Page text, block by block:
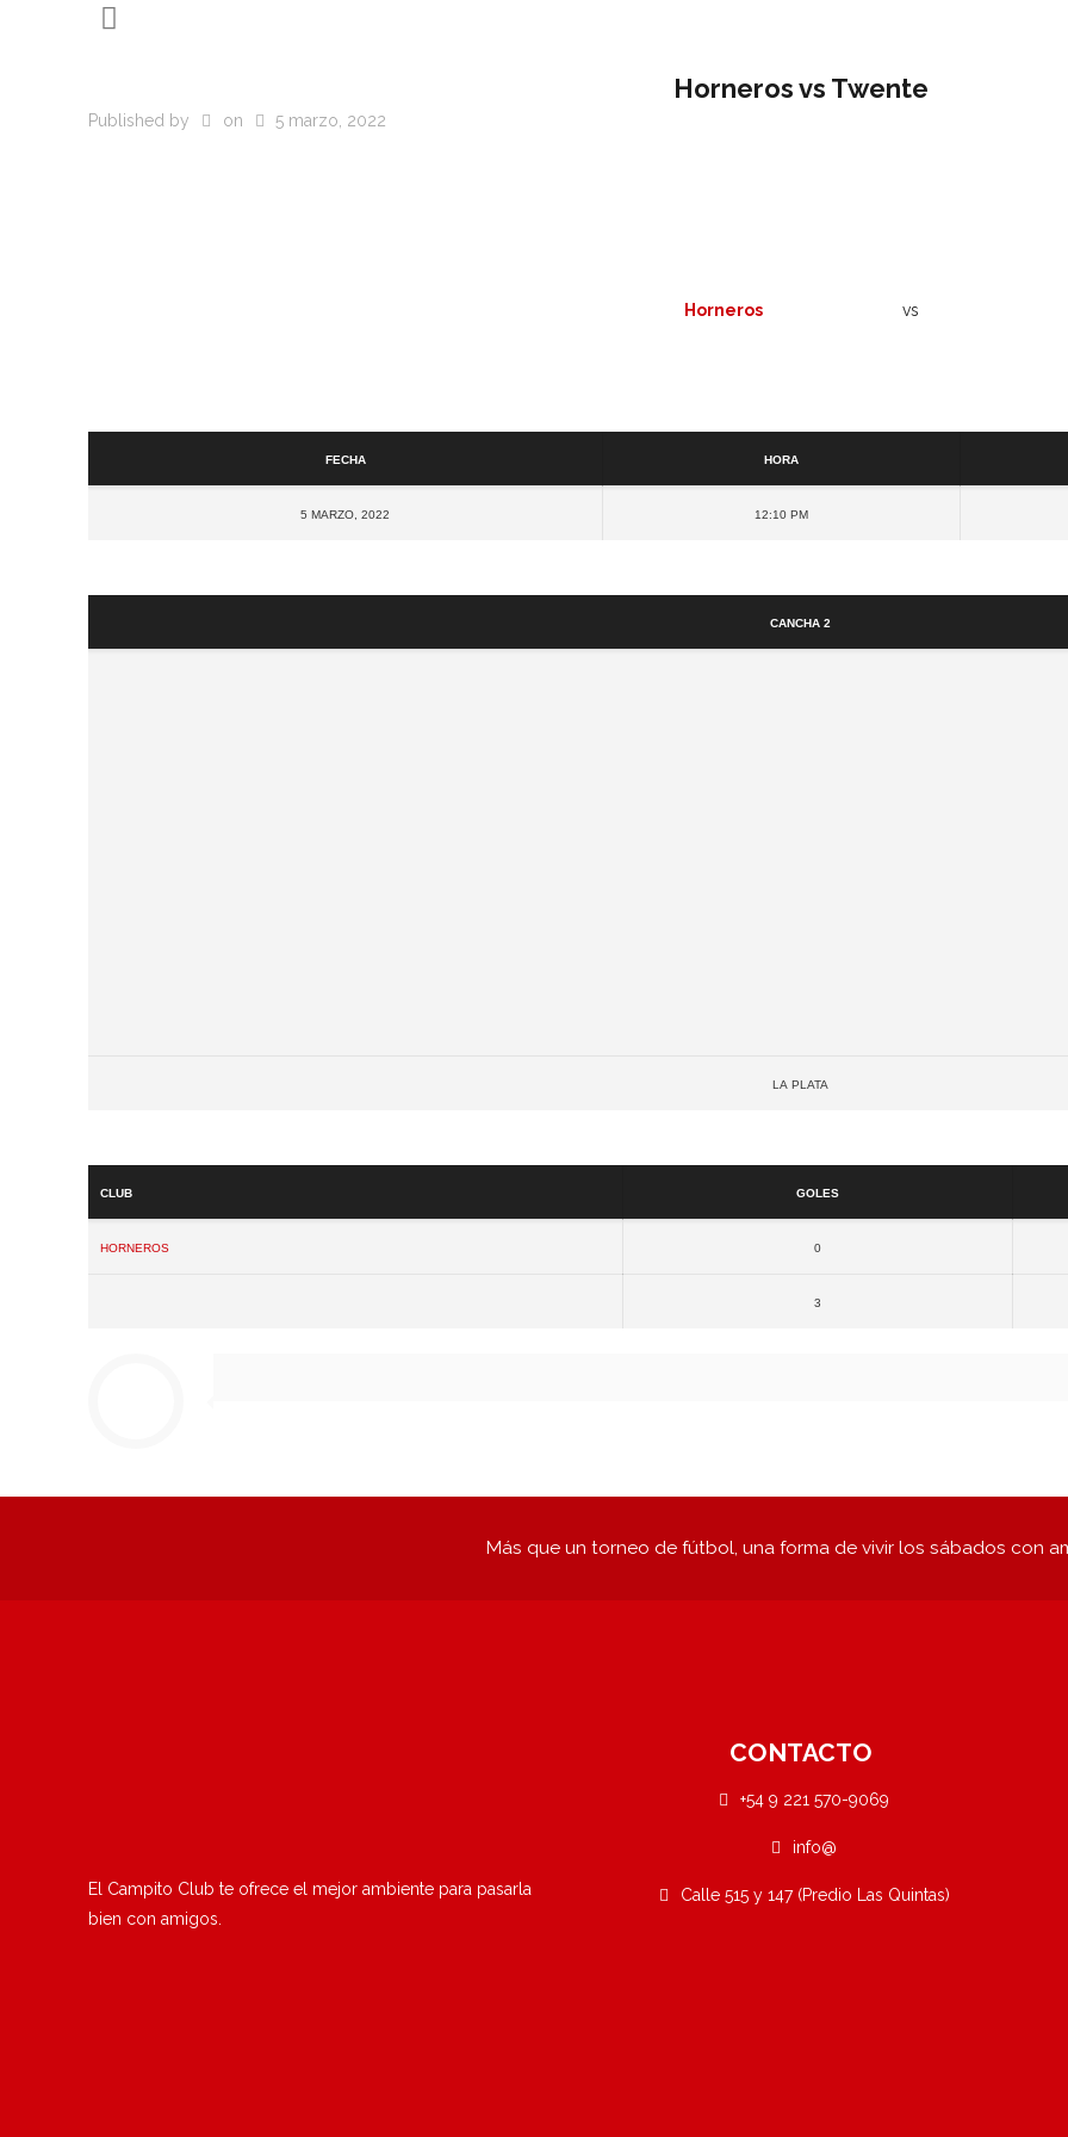
Horneros vs Twente
Published by on 5 marzo, 2022
Horneros vs
Fecha Hora
5 marzo, 2022 12:10 pm
Cancha 2
La Plata
Club Goles
Horneros 0
3
Más que un torneo de fútbol, una forma de vivir los sábados con
El Campito Club te ofrece el mejor ambiente para pasarla
bien con amigos.
CONTACTO
+54 9 221 570-9069
info@
Calle 515 y 147 (Predio Las Quintas)